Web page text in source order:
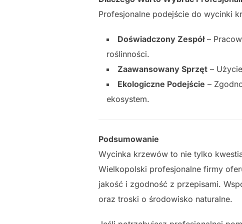
Profesjonalne podejście do wycinki
Doświadczony Zespół–
roślinności.
Zaawansowany Sprzęt –
Ekologiczne Podejście –
ekosystem.
Podsumowanie
Wycinka krzewów to nie tylko
Wielkopolski profesjonalne firmy
jakość i zgodność z przepisami.
oraz troski o środowisko naturalne.